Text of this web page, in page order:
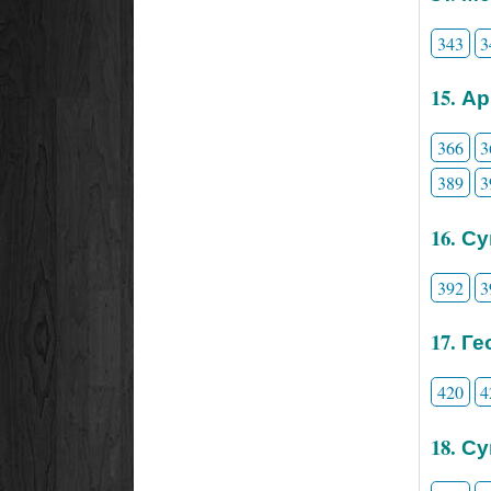
343
15.
366
389
16.
392
17.
420
18.